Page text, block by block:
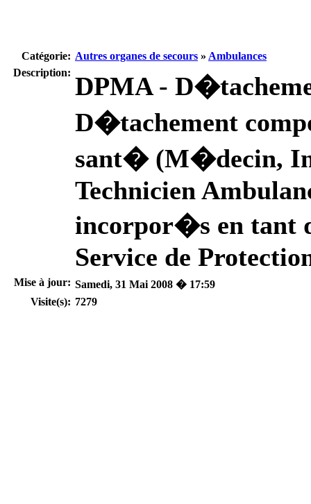
Catégorie: Autres organes de secours » Ambulances
Description: DPMA -
D�tachement
sant� (M�decin,
Technicien
incorpor�s en tant
Service de
Mise à jour: Samedi, 31 Mai 2008 � 17:59
Visite(s): 7279